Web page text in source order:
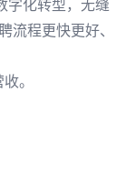
字化转型，无缝
流程更快更好、
。